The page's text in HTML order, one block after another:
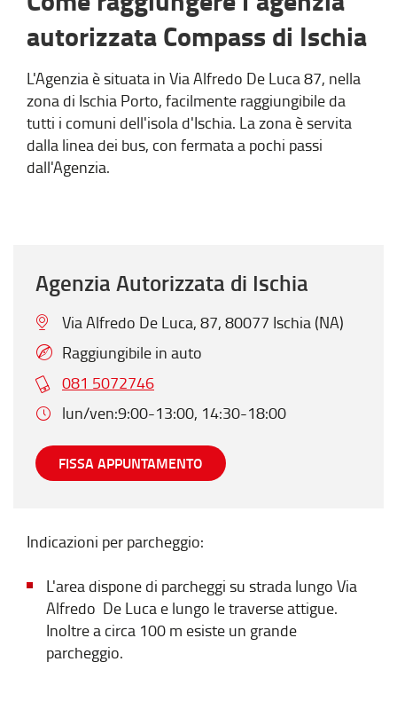
autorizzata Compass di Ischia
L'Agenzia è situata in Via Alfredo De Luca 87, nella
zona di Ischia Porto, facilmente raggiungibile da
tutti i comuni dell'isola d'Ischia. La zona è servita
dalla linea dei bus, con fermata a pochi passi
dall'Agenzia.
Agenzia Autorizzata di Ischia
Via Alfredo De Luca, 87, 80077 Ischia (NA)
Raggiungibile in auto
081 5072746
lun/ven:9:00-13:00, 14:30-18:00
FISSA APPUNTAMENTO
Indicazioni per parcheggio:
L'area dispone di parcheggi su strada lungo Via
Alfredo De Luca e lungo le traverse attigue.
Inoltre a circa 100 m esiste un grande
parcheggio.